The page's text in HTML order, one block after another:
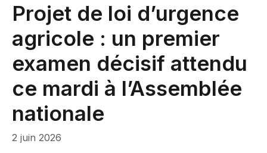
Projet de loi d’urgence
agricole : un premier
examen décisif attendu
ce mardi à l’Assemblée
nationale
2 juin 2026